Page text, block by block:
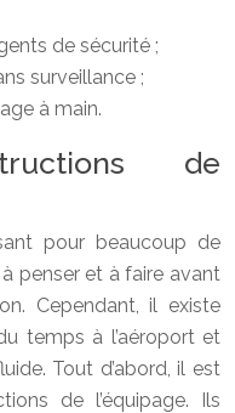
de sécurité ;
surveillance ;
à main.
de
pour beaucoup de
penser et à faire avant
Cependant, il existe
temps à l’aéroport et
Tout d’abord, il est
de l’équipage. Ils